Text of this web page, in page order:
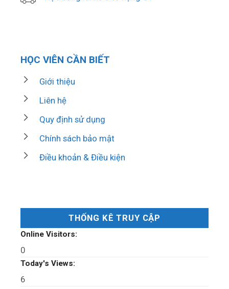
HỌC VIÊN CẦN BIẾT
Giới thiệu
Liên hệ
Quy định sử dụng
Chính sách bảo mật
Điều khoản & Điều kiện
THỐNG KÊ TRUY CẬP
Online Visitors:
0
Today's Views:
6